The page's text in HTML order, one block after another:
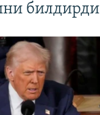
билдирди